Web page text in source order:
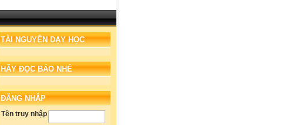
TÀI NGUYÊN DẠY HỌC
HÃY ĐỌC BÁO NHÉ
ĐĂNG NHẬP
Tên truy nhập